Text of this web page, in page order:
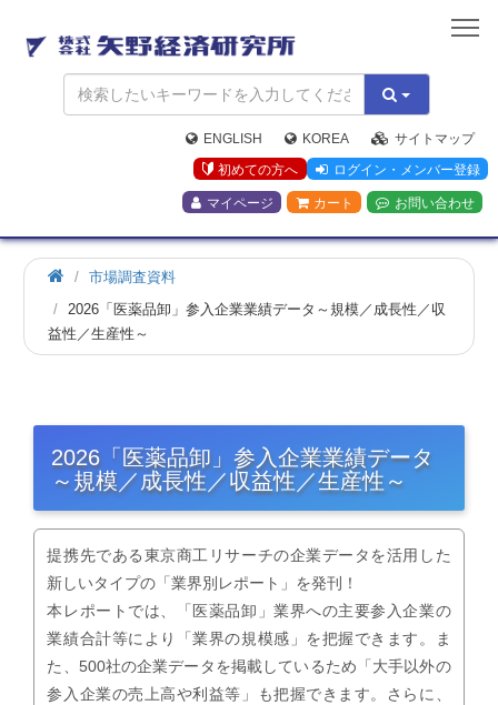
矢
野
経
済
研
究
所
ENGLISH KOREA
サイトマップ
初めての方へ
ログイン・メンバー登録
マイページ カート お問い合わせ
市場調査資料
2026「医薬品卸」参入企業業績データ～規模／成長性／収
益性／生産性～
2026「医薬品卸」参入企業業績データ
～規模／成長性／収益性／生産性～
提携先である東京商工リサーチの企業データを活用した
新しいタイプの「業界別レポート」を発刊！
本レポートでは、「医薬品卸」業界への主要参入企業の
業績合計等により「業界の規模感」を把握できます。ま
た、500社の企業データを掲載しているため「大手以外の
参入企業の売上高や利益等」も把握できます。さらに、